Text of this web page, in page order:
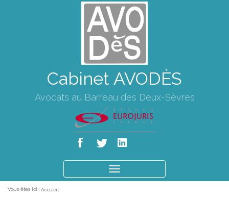
Cabinet AVODÈS
Avocats au Barreau des Deux-Sèvres
le
Vous êtes ici : Accueil